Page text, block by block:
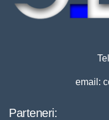
email:
Parteneri: